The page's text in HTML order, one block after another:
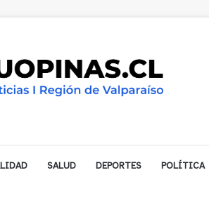
SALUD DEPORTES POLÍTICA